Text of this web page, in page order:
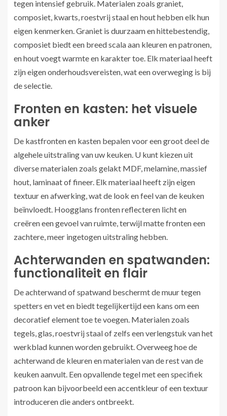
tegen intensief gebruik. Materialen zoals graniet,
composiet, kwarts, roestvrij staal en hout hebben elk hun
eigen kenmerken. Graniet is duurzaam en hittebestendig,
composiet biedt een breed scala aan kleuren en patronen,
en hout voegt warmte en karakter toe. Elk materiaal heeft
zijn eigen onderhoudsvereisten, wat een overweging is bij
de selectie.
Fronten en kasten: het visuele
anker
De kastfronten en kasten bepalen voor een groot deel de
algehele uitstraling van uw keuken. U kunt kiezen uit
diverse materialen zoals gelakt MDF, melamine, massief
hout, laminaat of fineer. Elk materiaal heeft zijn eigen
textuur en afwerking, wat de look en feel van de keuken
beïnvloedt. Hoogglans fronten reflecteren licht en
creëren een gevoel van ruimte, terwijl matte fronten een
zachtere, meer ingetogen uitstraling hebben.
Achterwanden en spatwanden:
functionaliteit en flair
De achterwand of spatwand beschermt de muur tegen
spetters en vet en biedt tegelijkertijd een kans om een
decoratief element toe te voegen. Materialen zoals
tegels, glas, roestvrij staal of zelfs een verlengstuk van het
werkblad kunnen worden gebruikt. Overweeg hoe de
achterwand de kleuren en materialen van de rest van de
keuken aanvult. Een opvallende tegel met een specifiek
patroon kan bijvoorbeeld een accentkleur of een textuur
introduceren die anders ontbreekt.